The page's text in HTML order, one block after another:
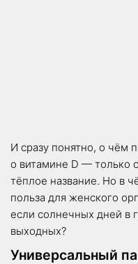
И сразу понятно, о чём
о витамине D — только
тёплое название. Но в
польза для женского
если солнечных дней в
выходных?
Универсальный